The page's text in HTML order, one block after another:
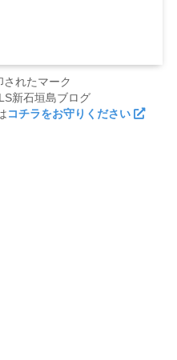
れたマーク
新石垣島ブログ
コチラをお守りください